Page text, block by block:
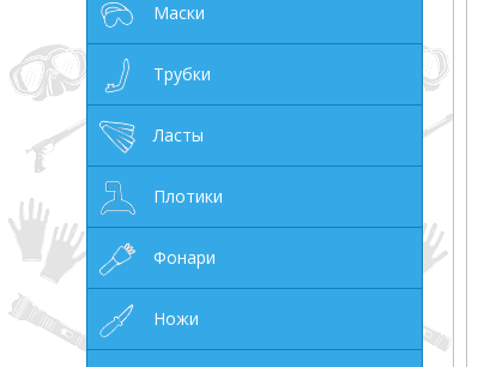
Маски
Трубки
Ласты
Плотики
Фонари
Ножи